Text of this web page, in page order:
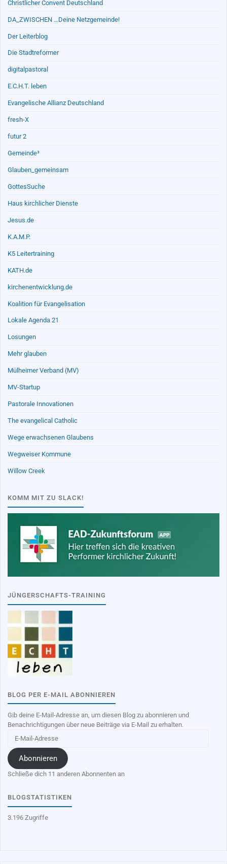
Christlicher Convent Deutschland
DA_ZWISCHEN …Deine Netzgemeinde!
Der Leiterblog
Die Stadtreformer
digitalpastoral
E.C.H.T. leben
Evangelische Allianz Deutschland
fresh-X
futur 2
Gemeinde³
Glauben_gemeinsam
GottesSuche
Haus kirchlicher Dienste
Jesus.de
K.A.M.P.
K5 Leitertraining
KATH.de
kirchenentwicklung.de
Koalition für Evangelisation
Lokale Agenda 21
Losungen
Mehr glauben
Mülheimer Verband (MV)
MV-Startup
Pastorale Innovationen
The evangelical Catholic
Wege erwachsenen Glaubens
Wegweiser Kommune
Willow Creek
KOMM MIT ZU SLACK!
JÜNGERSCHAFTS-TRAINING
BLOG PER E-MAIL ABONNIEREN
Gib deine E-Mail-Adresse an, um diesen Blog zu abonnieren und
Benachrichtigungen über neue Beiträge via E-Mail zu erhalten.
Mail-
Adresse
Abonnieren
Schließe dich 11 anderen Abonnenten an
BLOGSTATISTIKEN
3.196 Zugriffe